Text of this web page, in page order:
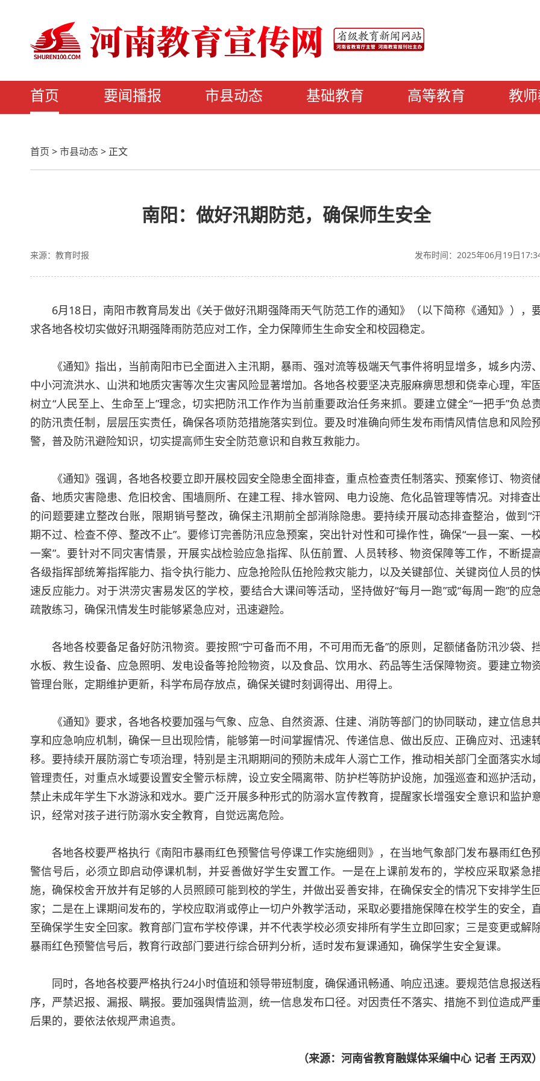
首页 要闻播报 市县动态 基础教育 高等教育 教
首页 >市县动态> 正文
南阳：做好汛期防范，确保师生安全
发布时间：2025年06月19日
来源：教育时报
6月18日，南阳市教育局发出《关于做好汛期强降雨天气防范工作的通知》（以下简称《通知》），
求各地各校切实做好汛期强降雨防范应对工作，全力保障师生生命安全和校园稳定。
《通知》指出，当前南阳市已全面进入主汛期，暴雨、强对流等极端天气事件将明显增多，城乡内涝、
中小河流洪水、山洪和地质灾害等次生灾害风险显著增加。各地各校要坚决克服麻痹思想和侥幸心理，牢
树立“人民至上、生命至上”理念，切实把防汛工作作为当前重要政治任务来抓。要建立健全“一把手”负总
的防汛责任制，层层压实责任，确保各项防范措施落实到位。要及时准确向师生发布雨情风情信息和风险
警，普及防汛避险知识，切实提高师生安全防范意识和自救互救能力。
《通知》强调，各地各校要立即开展校园安全隐患全面排查，重点检查责任制落实、预案修订、物资
备、地质灾害隐患、危旧校舍、围墙厕所、在建工程、排水管网、电力设施、危化品管理等情况。对排查
的问题要建立整改台账，限期销号整改，确保主汛期前全部消除隐患。要持续开展动态排查整治，做到“
期不过、检查不停、整改不止”。要修订完善防汛应急预案，突出针对性和可操作性，确保“一县一案、一
一案”。要针对不同灾害情景，开展实战检验应急指挥、队伍前置、人员转移、物资保障等工作，不断提
各级指挥部统筹指挥能力、指令执行能力、应急抢险队伍抢险救灾能力，以及关键部位、关键岗位人员的
速反应能力。对于洪涝灾害易发区的学校，要结合大课间等活动，坚持做好“每月一跑”或“每周一跑”的应
疏散练习，确保汛情发生时能够紧急应对，迅速避险。
各地各校要备足备好防汛物资。要按照“宁可备而不用，不可用而无备”的原则，足额储备防汛沙袋、
水板、救生设备、应急照明、发电设备等抢险物资，以及食品、饮用水、药品等生活保障物资。要建立物
管理台账，定期维护更新，科学布局存放点，确保关键时刻调得出、用得上。
《通知》要求，各地各校要加强与气象、应急、自然资源、住建、消防等部门的协同联动，建立信息
享和应急响应机制，确保一旦出现险情，能够第一时间掌握情况、传递信息、做出反应、正确应对、迅速
移。要持续开展防溺亡专项治理，特别是主汛期期间的预防未成年人溺亡工作，推动相关部门全面落实水
管理责任，对重点水域要设置安全警示标牌，设立安全隔离带、防护栏等防护设施，加强巡查和巡护活动，
禁止未成年学生下水游泳和戏水。要广泛开展多种形式的防溺水宣传教育，提醒家长增强安全意识和监护
识，经常对孩子进行防溺水安全教育，自觉远离危险。
各地各校要严格执行《南阳市暴雨红色预警信号停课工作实施细则》，在当地气象部门发布暴雨红色
警信号后，必须立即启动停课机制，并妥善做好学生安置工作。一是在上课前发布的，学校应采取紧急
施，确保校舍开放并有足够的人员照顾可能到校的学生，并做出妥善安排，在确保安全的情况下安排学生
家；二是在上课期间发布的，学校应取消或停止一切户外教学活动，采取必要措施保障在校学生的安全，
至确保学生安全回家。教育部门宣布学校停课，并不代表学校必须安排所有学生立即回家；三是变更或解
暴雨红色预警信号后，教育行政部门要进行综合研判分析，适时发布复课通知，确保学生安全复课。
同时，各地各校要严格执行24小时值班和领导带班制度，确保通讯畅通、响应迅速。要规范信息报送
序，严禁迟报、漏报、瞒报。要加强舆情监测，统一信息发布口径。对因责任不落实、措施不到位造成严
后果的，要依法依规严肃追责。
（来源：河南省教育融媒体采编中心 记者 王丙双）